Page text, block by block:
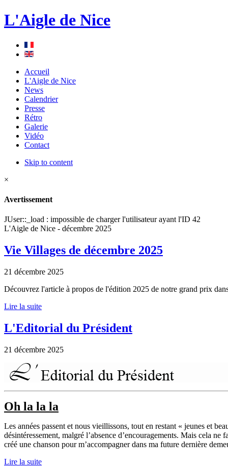
L'Aigle de Nice
Accueil
L'Aigle de Nice
News
Calendrier
Presse
Rétro
Galerie
Vidéo
Contact
Skip to content
×
Avertissement
JUser::_load : impossible de charger l'utilisateur ayant l'ID 42
L'Aigle de Nice - décembre 2025
Vie Villages de décembre 2025
21 décembre 2025
Découvrez l'article à propos de l'édition 2025 de notre grand prix
Lire la suite
L'Editorial du Président
21 décembre 2025
Oh la la la
Les années passent et nous vieillissons, tout en restant « jeunes et
désintéressement, malgré l’absence d’encouragements. Mais cela
créé une chanson pour m’accompagner dans ma future dernière
Lire la suite